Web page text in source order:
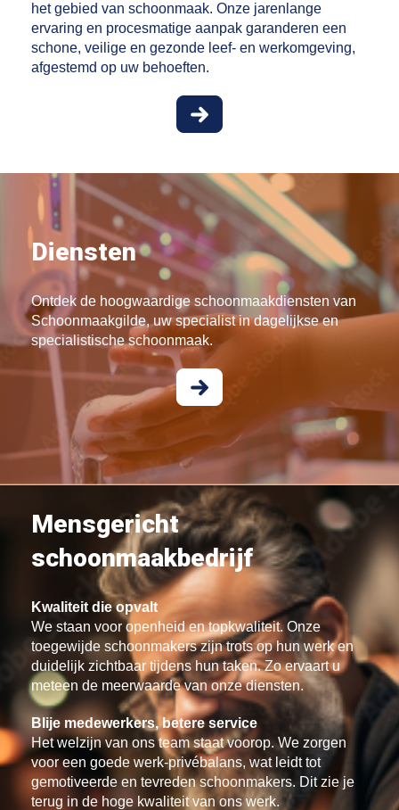
het gebied van schoonmaak. Onze jarenlange
ervaring en procesmatige aanpak garanderen een
schone, veilige en gezonde leef- en werkomgeving,
afgestemd op uw behoeften.
Diensten
Ontdek de hoogwaardige schoonmaakdiensten van
Schoonmaakgilde, uw specialist in dagelijkse en
specialistische schoonmaak.
Mensgericht
schoonmaakbedrijf
Kwaliteit die opvalt
We staan voor openheid en topkwaliteit. Onze
toegewijde schoonmakers zijn trots op hun werk en
duidelijk zichtbaar tijdens hun taken. Zo ervaart u
meteen de meerwaarde van onze diensten.
Blije medewerkers, betere service
Het welzijn van ons team staat voorop. We zorgen
voor een goede werk-privébalans, wat leidt tot
gemotiveerde en tevreden schoonmakers. Dit zie je
terug in de hoge kwaliteit van ons werk.